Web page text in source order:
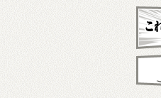
新刊
これ